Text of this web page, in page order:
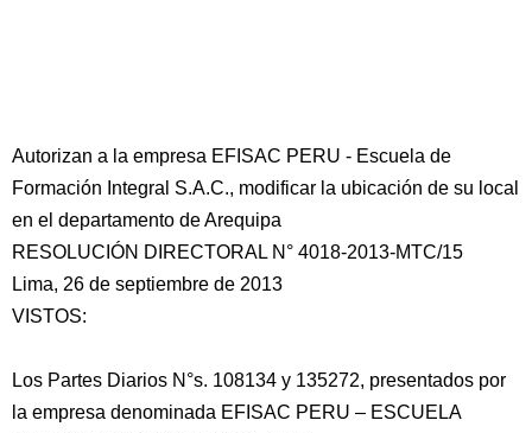
Autorizan a la empresa EFISAC PERU - Escuela de
Formación Integral S.A.C., modificar la ubicación de su local
en el departamento de Arequipa
RESOLUCIÓN DIRECTORAL N° 4018-2013-MTC/15
Lima, 26 de septiembre de 2013
VISTOS:
Los Partes Diarios N°s. 108134 y 135272, presentados por
la empresa denominada EFISAC PERU – ESCUELA